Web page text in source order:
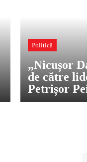
Politică
„Nicușor
de către
Petrișor